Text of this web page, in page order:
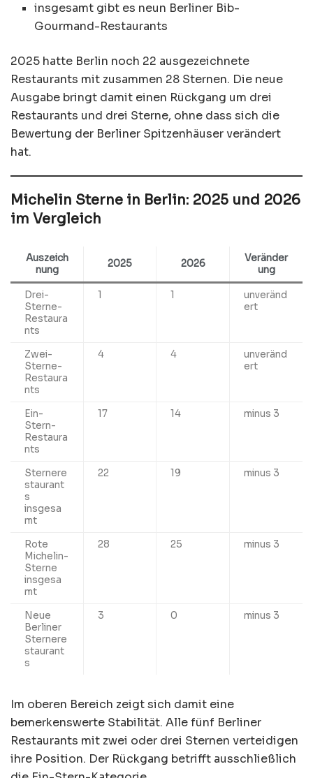
insgesamt gibt es neun Berliner Bib-
Gourmand-Restaurants
2025 hatte Berlin noch 22 ausgezeichnete
Restaurants mit zusammen 28 Sternen. Die neue
Ausgabe bringt damit einen Rückgang um drei
Restaurants und drei Sterne, ohne dass sich die
Bewertung der Berliner Spitzenhäuser verändert
hat.
Michelin Sterne in Berlin: 2025 und 2026
im Vergleich
Auszeich
nung
2025 2026
Veränder
ung
Drei-
Sterne-
Restaura
nts
1 1
unveränd
ert
Zwei-
Sterne-
Restaura
nts
4 4
unveränd
ert
Ein-
Stern-
Restaura
nts
17 14 minus 3
Sternere
staurant
s
insgesa
mt
22 19 minus 3
Rote
Michelin-
Sterne
insgesa
mt
28 25 minus 3
Neue
Berliner
Sternere
staurant
s
3 0 minus 3
Im oberen Bereich zeigt sich damit eine
bemerkenswerte Stabilität. Alle fünf Berliner
Restaurants mit zwei oder drei Sternen verteidigen
ihre Position. Der Rückgang betrifft ausschließlich